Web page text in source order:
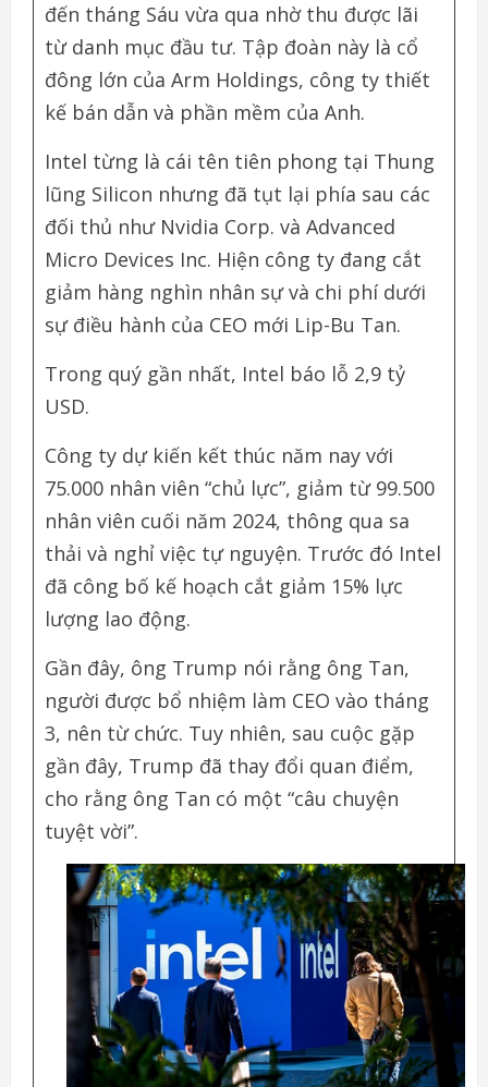
đến tháng Sáu vừa qua nhờ thu được lãi
từ danh mục đầu tư. Tập đoàn này là cổ
đông lớn của Arm Holdings, công ty thiết
kế bán dẫn và phần mềm của Anh.
Intel từng là cái tên tiên phong tại Thung
lũng Silicon nhưng đã tụt lại phía sau các
đối thủ như Nvidia Corp. và Advanced
Micro Devices Inc. Hiện công ty đang cắt
giảm hàng nghìn nhân sự và chi phí dưới
sự điều hành của CEO mới Lip-Bu Tan.
Trong quý gần nhất, Intel báo lỗ 2,9 tỷ
USD.
Công ty dự kiến kết thúc năm nay với
75.000 nhân viên “chủ lực”, giảm từ 99.500
nhân viên cuối năm 2024, thông qua sa
thải và nghỉ việc tự nguyện. Trước đó Intel
đã công bố kế hoạch cắt giảm 15% lực
lượng lao động.
Gần đây, ông Trump nói rằng ông Tan,
người được bổ nhiệm làm CEO vào tháng
3, nên từ chức. Tuy nhiên, sau cuộc gặp
gần đây, Trump đã thay đổi quan điểm,
cho rằng ông Tan có một “câu chuyện
tuyệt vời”.